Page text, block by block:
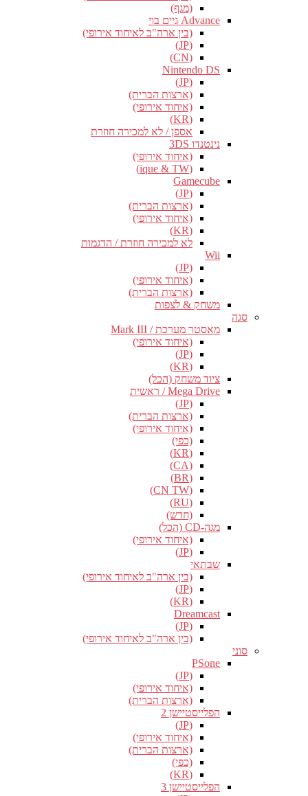
(מגף)
Advance גיים בוי
(בין ארה"ב לאיחוד אירופי)
(JP)
(CN)
Nintendo DS
(JP)
(ארצות הברית)
(איחוד אירופי)
(KR)
אספן / לא למכירה חוזרת
נינטנדו 3DS
(איחוד אירופי)
(ique & TW)
Gamecube
(JP)
(ארצות הברית)
(איחוד אירופי)
(KR)
לא למכירה חוזרת / הדגמות
Wii
(JP)
(איחוד אירופי)
(ארצות הברית)
משחק & לצפות
סגה
מאסטר מערכת / Mark III
(איחוד אירופי)
(JP)
(KR)
ציוד משחק (הכל)
Mega Drive / ראשית
(JP)
(ארצות הברית)
(איחוד אירופי)
(כפי)
(KR)
(CA)
(BR)
(CN TW)
(RU)
(חדש)
מגה-CD (הכל)
(איחוד אירופי)
(JP)
שבתאי
(בין ארה"ב לאיחוד אירופי)
(JP)
(KR)
Dreamcast
(JP)
(בין ארה"ב לאיחוד אירופי)
סוני
PSone
(JP)
(איחוד אירופי)
(ארצות הברית)
הפלייסטיישן 2
(JP)
(איחוד אירופי)
(ארצות הברית)
(כפי)
(KR)
הפלייסטיישן 3